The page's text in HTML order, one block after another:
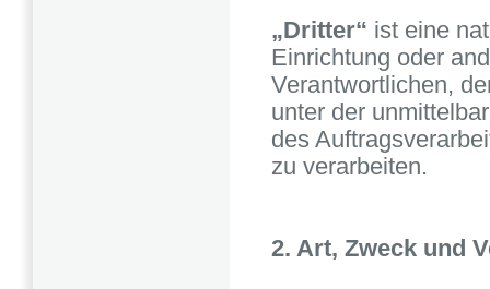
„Dritter“ ist eine
Einrichtung oder
Verantwortlichen,
unter der
des
zu verarbeiten.
2. Art, Zweck und